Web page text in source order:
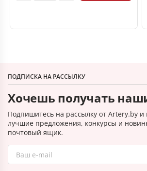
ПОДПИСКА НА РАССЫЛКУ
Хочешь получать
Подпишитесь на рассылку от Artery.by
лучшие предложения, конкурсы и
почтовый ящик.